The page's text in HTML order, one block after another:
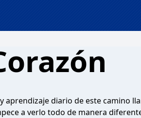
aprendizaje diario de este camino
a verlo todo de manera